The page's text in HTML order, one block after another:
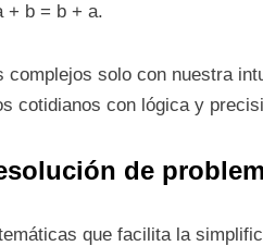
+ b = b + a.
solo con nuestra
cotidianos con lógica y
de
que facilita la